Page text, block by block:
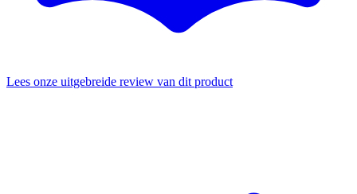
Lees onze uitgebreide review van dit product